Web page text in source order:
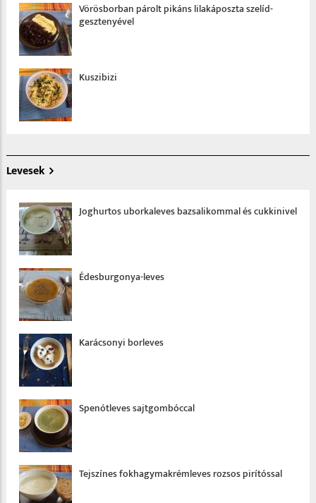
Vörösborban párolt pikáns lilakáposzta szelíd­
gesztenyével
Kuszibizi
Levesek
Joghurtos uborkaleves bazsalikommal és cukkinivel
Édesburgonya-leves
Karácsonyi borleves
Spenótleves sajt­gombóccal
Tejszínes fokhagyma­krémleves rozsos pirítóssal